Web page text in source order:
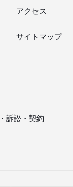
アクセス
サイトマップ
訴訟・契約